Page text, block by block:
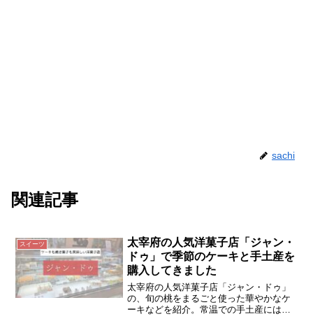
sachi
関連記事
スイーツ
太宰府の人気洋菓子店「ジャン・
ドゥ」で季節のケーキと手土産を
購入してきました
太宰府の人気洋菓子店「ジャン・ドゥ」
の、旬の桃をまるごと使った華やかなケ
ーキなどを紹介。常温での手土産には